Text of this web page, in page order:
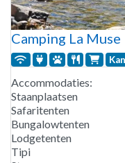
Camping La Muse
Accommodaties:
Staanplaatsen
Safaritenten
Bungalowtenten
Lodgetenten
Tipi